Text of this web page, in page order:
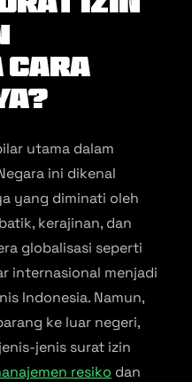
Cara
utama dalam
ini dikenal
yang diminati oleh
kerajinan, dan
globalisasi seperti
internasional menjadi
Indonesia. Namun,
ke luar negeri,
jenis surat izin
resiko dan